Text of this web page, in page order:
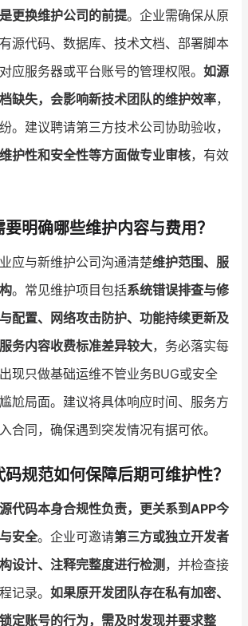
更换维护公司的前提。企业需确保从原
源代码、数据库、技术文档、部署脚本
应服务器或平台账号的管理权限。 如源
缺失，会影响新技术团队的维护效率，
。建议聘请第三方技术公司协助验收，
护性和安全性等方面做专业审核，有效
明确哪些维护内容与费用？
应与新维护公司沟通清楚维护范围、服
。常见维护项目包括系统错误排查与修
配置、网络攻击防护、功能持续更新及
务内容收费标准差异较大，务必落实每
现只做基础运维不管业务BUG或安全
尬局面。建议将具体响应时间、服务方
合同，确保遇到突发情况有据可依。
规范如何保障后期可维护性？
代码本身合规性负责，更关系到APP今
安全。企业可邀请第三方或独立开发者
设计、注释完整度进行检测 ，并检查接
记录。 如果原开发团队存在私有加密、
定账号的行为，需及时发现并要求整